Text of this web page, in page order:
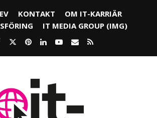
KONTAKT
OM IT-KARRIÄR
IT MEDIA GROUP (IMG)